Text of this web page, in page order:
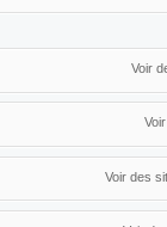
Voir
Voir des